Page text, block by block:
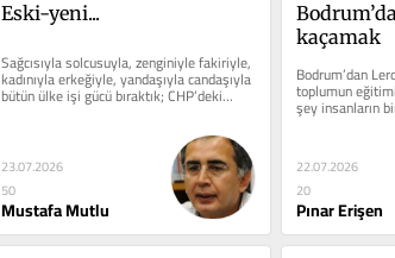
Eski-yeni...
Sağcısıyla solcusuyla, zenginiyle fakiriyle,
kadınıyla erkeğiyle, yandaşıyla candaşıyla
bütün ülke işi gücü bıraktık; CHP’deki...
23.07.2026
50
Mustafa Mutlu
kaçamak
Bodrum’dan
toplumun
şey insanların
Saygı,...
22.07.2026
20
Pınar Erişen